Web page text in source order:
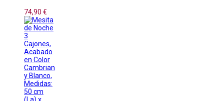
74,90 €